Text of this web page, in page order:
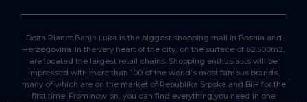
Delta Planet Banja Luka is the biggest shopping mall in Bosnia and
Herzegovina. In the very heart of the city, on the surface of 62.500m2,
are located the largest retail chains. Shopping enthusiasts will be
impressed with more than 100 of the world’s most famous brands,
many of which are on the market of Republika Srpska and BiH for the
first time. From now on, you can find everything you need in one